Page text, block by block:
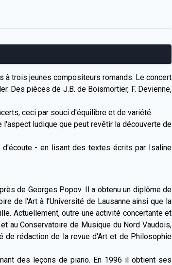
à trois jeunes compositeurs romands. Le concert
Des pièces de J.B. de Boismortier, F. Devienne,
ceci par souci d'équilibre et de variété.
ludique que peut revêtir la découverte de
- en lisant des textes écrits par Isaline
de Georges Popov. Il a obtenu un diplôme de
de l'Art à l'Université de Lausanne ainsi que la
Actuellement, outre une activité concertante et
au Conservatoire de Musique du Nord Vaudois,
de rédaction de la revue d'Art et de Philosophie
des leçons de piano. En 1996 il obtient ses